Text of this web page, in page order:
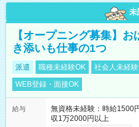
未
【オープニング募集】
き添いも仕事の1つ
派遣 職種未経験OK 社会人未経
WEB登録・面接OK
給与
無資格未経験：時給
収1万2000円以上